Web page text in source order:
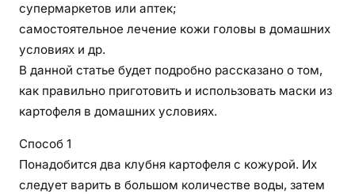
супермаркетов или аптек;
самостоятельное лечение кожи головы в домашних
условиях и др.
В данной статье будет подробно рассказано о том,
как правильно приготовить и использовать маски из
картофеля в домашних условиях.
Способ 1
Понадобится два клубня картофеля с кожурой. Их
следует варить в большом количестве воды, затем